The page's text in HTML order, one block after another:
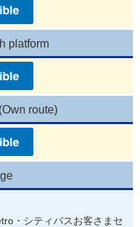
platform
route)
・シティバスお客さまセ